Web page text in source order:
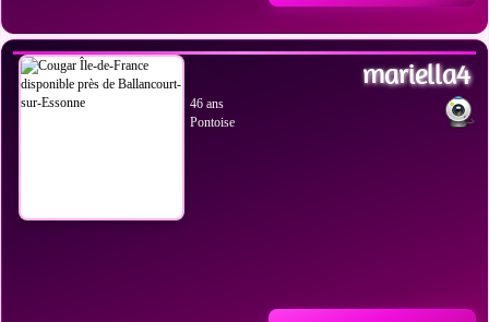
VOIR LES PHOTOS
mariella4
46 ans
Pontoise